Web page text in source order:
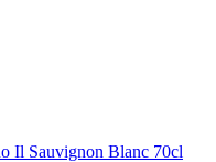
Il Sauvignon Blanc 70cl